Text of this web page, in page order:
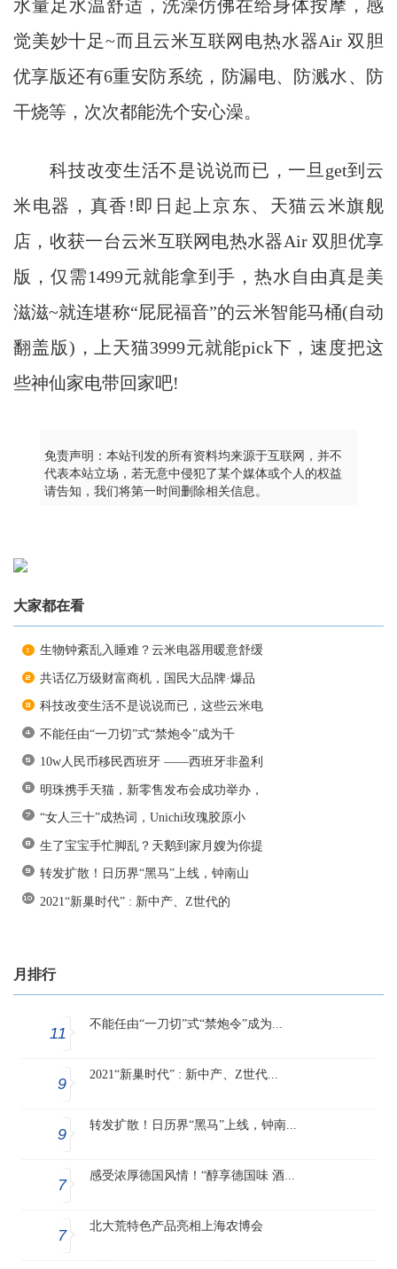
水量足水温舒适，洗澡仿佛在给身体按摩，感
觉美妙十足~而且云米互联网电热水器Air 双胆
优享版还有6重安防系统，防漏电、防溅水、防
干烧等，次次都能洗个安心澡。
科技改变生活不是说说而已，一旦get到云
米电器，真香!即日起上京东、天猫云米旗舰
店，收获一台云米互联网电热水器Air 双胆优享
版，仅需1499元就能拿到手，热水自由真是美
滋滋~就连堪称“屁屁福音”的云米智能马桶(自动
翻盖版)，上天猫3999元就能pick下，速度把这
些神仙家电带回家吧!
免责声明：本站刊发的所有资料均来源于互联网，并不
代表本站立场，若无意中侵犯了某个媒体或个人的权益
请告知，我们将第一时间删除相关信息。
大家都在看
生物钟紊乱入睡难？云米电器用暖意舒缓
共话亿万级财富商机，国民大品牌·爆品
科技改变生活不是说说而已，这些云米电
不能任由“一刀切”式“禁炮令”成为千
10w人民币移民西班牙 ——西班牙非盈利
明珠携手天猫，新零售发布会成功举办，
“女人三十”成热词，Unichi玫瑰胶原小
生了宝宝手忙脚乱？天鹅到家月嫂为你提
转发扩散！日历界“黑马”上线，钟南山
2021“新巢时代” : 新中产、Z世代的
月排行
11
不能任由“一刀切”式“禁炮令”成为...
9
2021“新巢时代” : 新中产、Z世代...
9
转发扩散！日历界“黑马”上线，钟南...
7
感受浓厚德国风情！“醇享德国味 酒...
7
北大荒特色产品亮相上海农博会